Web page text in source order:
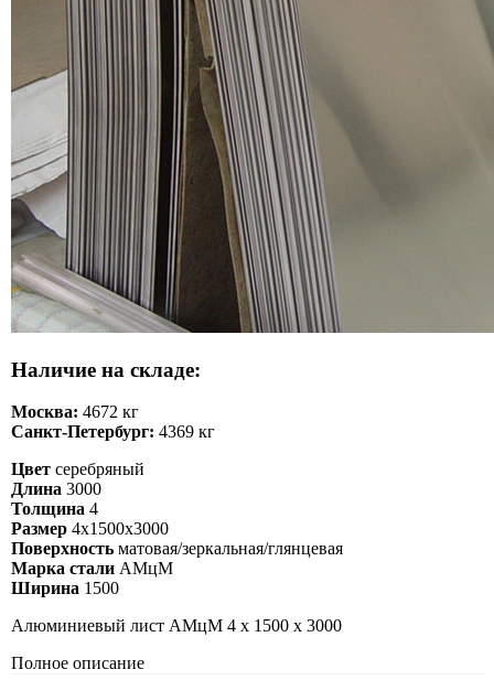
Наличие на складе:
Москва: 4672 кг
Санкт-Петербург: 4369 кг
Цвет серебряный
Длина 3000
Толщина 4
Размер 4х1500х3000
Поверхность матовая/зеркальная/глянцевая
Марка стали АМцМ
Ширина 1500
Алюминиевый лист АМцМ 4 х 1500 х 3000
Полное описание